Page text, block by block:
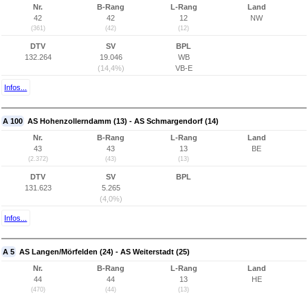
Nr.
42
(361)
B-Rang
42
(42)
L-Rang
12
(12)
Land
NW
DTV
132.264
SV
19.046
(14,4%)
BPL
WB
VB-E
Infos...
A 100 AS Hohenzollerndamm (13) - AS Schmargendorf (14)
Nr.
43
(2.372)
B-Rang
43
(43)
L-Rang
13
(13)
Land
BE
DTV
131.623
SV
5.265
(4,0%)
BPL
Infos...
A 5 AS Langen/Mörfelden (24) - AS Weiterstadt (25)
Nr.
44
(470)
B-Rang
44
(44)
L-Rang
13
(13)
Land
HE